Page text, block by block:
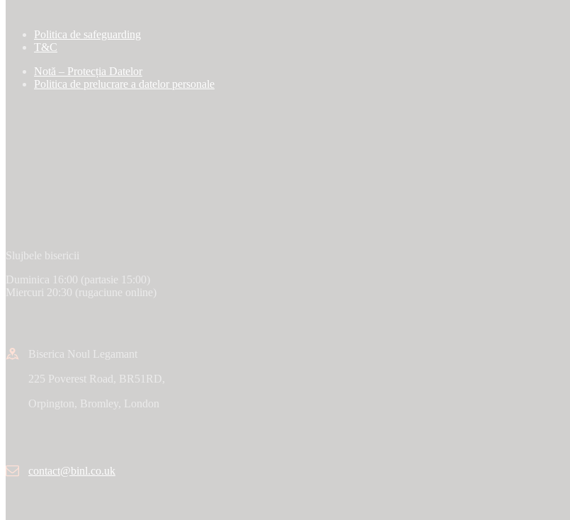
Politica de safeguarding
T&C
Notă – Protecția Datelor
Politica de prelucrare a datelor personale
Slujbele bisericii
Duminica 16:00 (partasie 15:00)
Miercuri 20:30 (rugaciune online)
Biserica Noul Legamant
225 Poverest Road, BR51RD,
Orpington, Bromley, London
contact@binl.co.uk